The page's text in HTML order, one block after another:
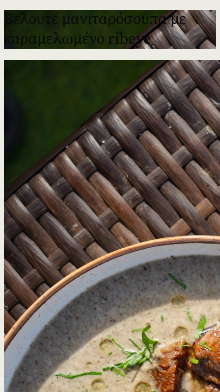
Βελουτέ μανιταρόσουπα με
καραμελωμένο ribeye